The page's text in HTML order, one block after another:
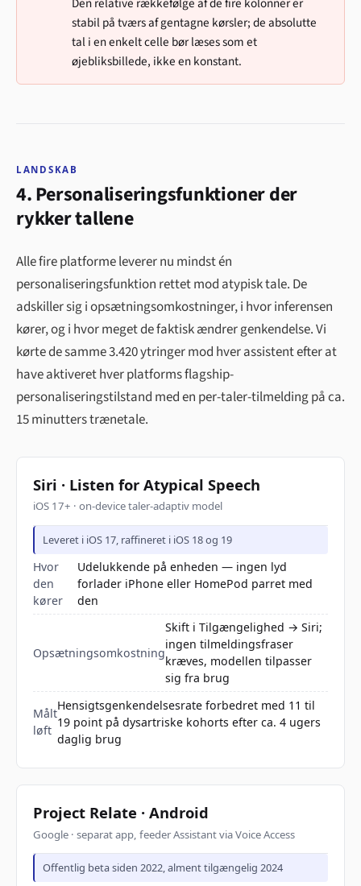
stabil på tværs af gentagne kørsler; de absolutte
tal i en enkelt celle bør læses som et
øjebliksbillede, ikke en konstant.
LANDSKAB
4. Personaliseringsfunktioner der
rykker tallene
Alle fire platforme leverer nu mindst én
personaliseringsfunktion rettet mod atypisk tale. De
adskiller sig i opsætningsomkostninger, i hvor inferensen
kører, og i hvor meget de faktisk ændrer genkendelse. Vi
kørte de samme 3.420 ytringer mod hver assistent efter at
have aktiveret hver platforms flagship-
personaliseringstilstand med en per-taler-tilmelding på ca.
15 minutters trænetale.
Siri · Listen for Atypical Speech
iOS 17+ · on-device taler-adaptiv model
Leveret i iOS 17, raffineret i iOS 18 og 19
Hvor
den
kører
Udelukkende på enheden — ingen lyd
forlader iPhone eller HomePod parret med
den
Opsætningsomkostning
Skift i Tilgængelighed → Siri;
ingen tilmeldingsfraser
kræves, modellen tilpasser
sig fra brug
Målt
løft
Hensigtsgenkendelsesr­ate forbedret med 11 til
19 point på dysartriske kohorts efter ca. 4 ugers
daglig brug
Project Relate · Android
Google · separat app, feeder Assistant via Voice Access
Offentlig beta siden 2022, alment tilgængelig 2024